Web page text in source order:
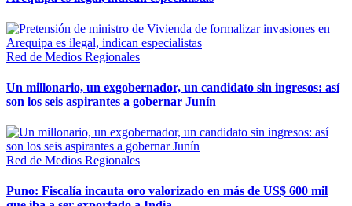
Red de Medios Regionales
Un millonario, un exgobernador, un candidato sin ingresos: así
son los seis aspirantes a gobernar Junín
Red de Medios Regionales
Puno: Fiscalía incauta oro valorizado en más de US$ 600 mil